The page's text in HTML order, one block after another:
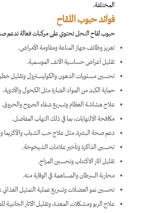
المختلفة.
فوائد حبوب اللقاح
حبوب لقاح النحل تحتوي على مركبات فعالة تدعم
تعزيز وظائف جهاز المناعة ومقاومة الأمراض.
تقليل أعراض حساسية الأنف الموسمية.
تحسين مستويات الدهون والكوليسترول وتقليل
حماية الكبد من المواد الضارة مثل الكحول والأدوية.
علاج هشاشة العظام وتسريع شفاء الجروح والحروق.
مكافحة الالتهابات، بما في ذلك التهاب المفاصل.
دعم صحة البشرة، مثل علاج حب الشباب والأكزيما
تحسين الذاكرة وتأخير علامات الشيخوخة.
تقليل آثار الاكتئاب وتحسين المزاج.
محاربة السرطان والمساهمة في الوقاية منه.
تحسين نمو العضلات وتسريع عملية التمثيل الغذائي
علاج الربو ومشكلات المعدة، وتقليل الآثار الجانبية